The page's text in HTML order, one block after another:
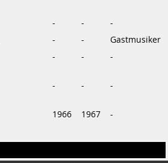
- -
-
- -
Gastmusiker
- - -
- - -
1966 1967 -